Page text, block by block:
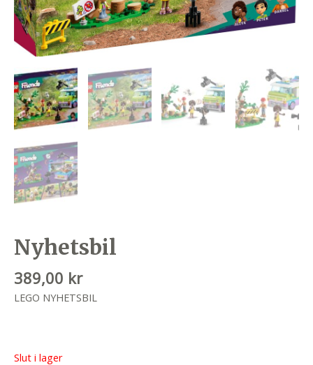
Nyhetsbil
389,00 kr
LEGO NYHETSBIL
Slut i lager